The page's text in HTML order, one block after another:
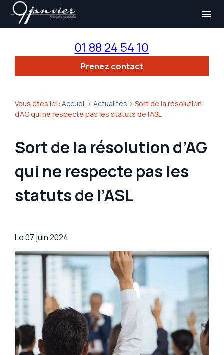
menu
01 88 24 54 10
Prenez contact
Vous êtes ici : Accueil > Actualités > Sort de la résolution
d’AG qui ne respecte pas les statuts de l’ASL
Sort de la résolution d’AG
qui ne respecte pas les
statuts de l’ASL
Le07 juin 2024
Panneau de gestion des cookies